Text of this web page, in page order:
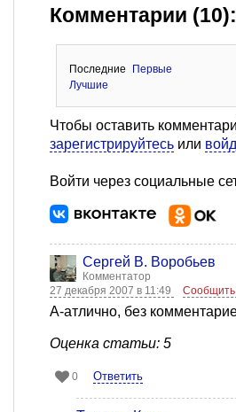
Комментарии (10):
Последние
Первые
Лучшие
Чтобы оставить
зарегистрируйтесь или
Войти через социальные
Сергей В. Воробьев
Комментатор
27 декабря 2007 в 11:49
Сообщить
А-атлично, без
Оценка статьи: 5
0 Ответить